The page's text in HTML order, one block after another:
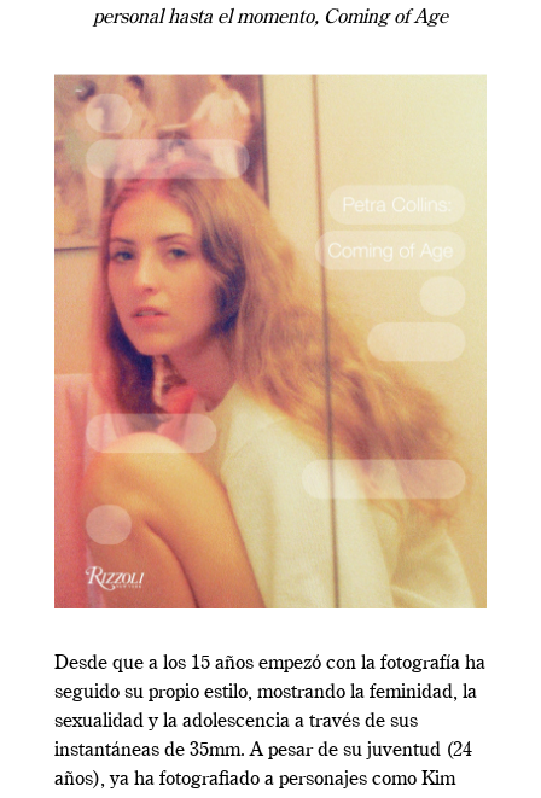
personal hasta el momento, Coming of Age
Desde que a los 15 años empezó con la fotografía ha
seguido su propio estilo, mostrando la feminidad, la
sexualidad y la adolescencia a través de sus
instantáneas de 35mm. A pesar de su juventud (24
años), ya ha fotografiado a personajes como Kim